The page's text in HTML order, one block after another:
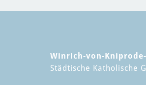
Winrich-von-
Städtische Katholische